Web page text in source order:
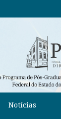
Notícias